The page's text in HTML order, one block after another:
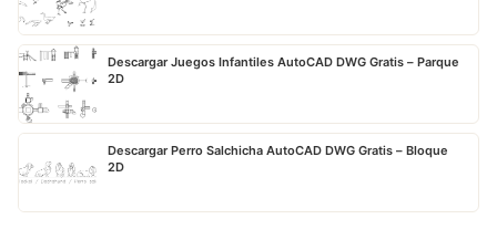
Descargar Juegos Infantiles AutoCAD DWG Gratis – Parque
2D
Descargar Perro Salchicha AutoCAD DWG Gratis – Bloque
2D